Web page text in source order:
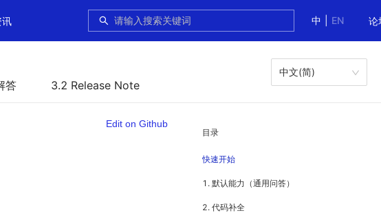
中
EN 论
讯
答 3.2 Release Note
中文(简)
目录
快速开始
1. 默认能力（通用问答）
2. 代码补全
Edit on Github